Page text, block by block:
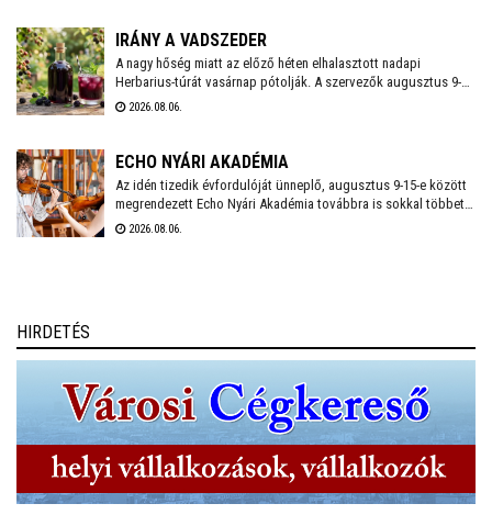
jelenlegi helyzetről.
IRÁNY A VADSZEDER
A nagy hőség miatt az előző héten elhalasztott nadapi
Herbarius-túrát vasárnap pótolják. A szervezők augusztus 9-én
várnak mindenkit, aki szívesen csatlakozna a programhoz, hogy
Nadapról indul, a részvételhez ezúttal is előzetes
2026.08.06.
ECHO NYÁRI AKADÉMIA
Az idén tizedik évfordulóját ünneplő, augusztus 9-15-e között
megrendezett Echo Nyári Akadémia továbbra is sokkal többet
kínál, mint egy hagyományos zenei mesterkurzus. A családias
2026.08.06.
HIRDETÉS